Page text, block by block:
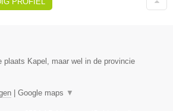
plaats Kapel, maar wel in de provincie
| Google maps ▼